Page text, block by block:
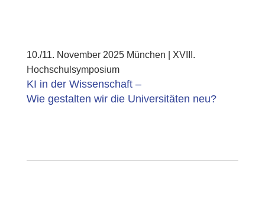
10./11. November 2025 München | XVIII.
Hochschulsymposium
KI in der Wissenschaft –
Wie gestalten wir die Universitäten neu?